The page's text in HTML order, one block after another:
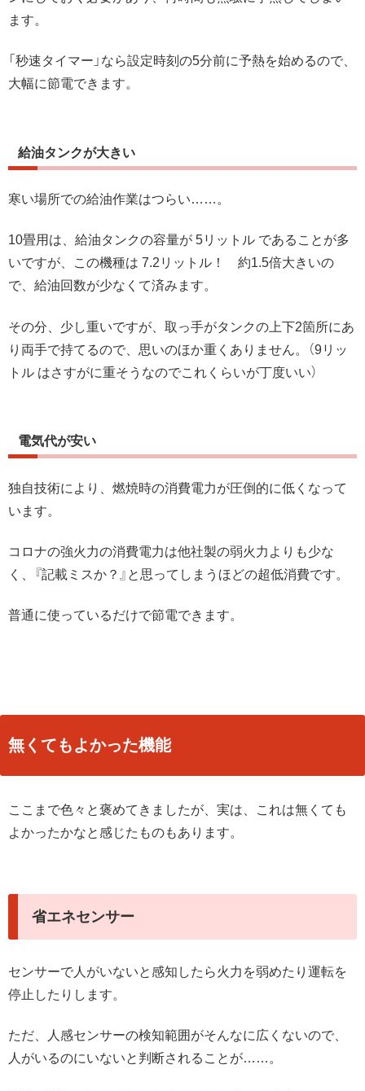
ます。
「秒速タイマー」なら設定時刻の5分前に予熱を始めるので、
大幅に節電できます。
給油タンクが大きい
寒い場所での給油作業はつらい……。
10畳用は、給油タンクの容量が 5リットル であることが多
いですが、この機種は 7.2リットル！ 約1.5倍大きいの
で、給油回数が少なくて済みます。
その分、少し重いですが、取っ手がタンクの上下2箇所にあ
り両手で持てるので、思いのほか重くありません。（9リッ
トル はさすがに重そうなのでこれくらいが丁度いい）
電気代が安い
独自技術により、燃焼時の消費電力が圧倒的に低くなって
います。
コロナの強火力の消費電力は他社製の弱火力よりも少な
く、『記載ミスか？』と思ってしまうほどの超低消費です。
普通に使っているだけで節電できます。
無くてもよかった機能
ここまで色々と褒めてきましたが、実は、これは無くても
よかったかなと感じたものもあります。
省エネセンサー
センサーで人がいないと感知したら火力を弱めたり運転を
停止したりします。
ただ、人感センサーの検知範囲がそんなに広くないので、
人がいるのにいないと判断されることが……。